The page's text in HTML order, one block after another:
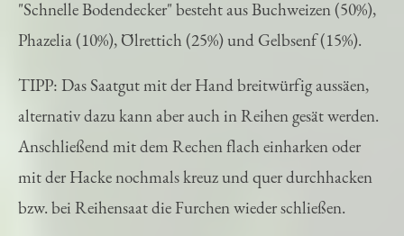
"Schnelle Bodendecker" besteht aus Buchweizen (50%),
Phazelia (10%), Ölrettich (25%) und Gelbsenf (15%).
TIPP: Das Saatgut mit der Hand breitwürfig aussäen,
alternativ dazu kann aber auch in Reihen gesät werden.
Anschließend mit dem Rechen flach einharken oder
mit der Hacke nochmals kreuz und quer durchhacken
bzw. bei Reihensaat die Furchen wieder schließen.